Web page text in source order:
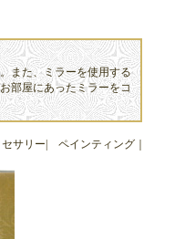
また、ミラーを使用する
部屋にあったミラーをコ
サリー ペインティング｜